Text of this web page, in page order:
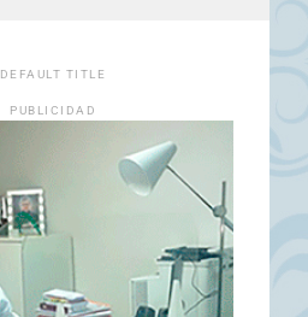
DEFAULT TITLE
PUBLICIDAD